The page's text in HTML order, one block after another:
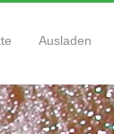
Ausladen